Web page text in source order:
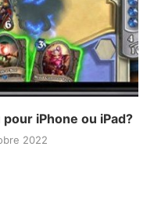
iPhone ou iPad?
2022